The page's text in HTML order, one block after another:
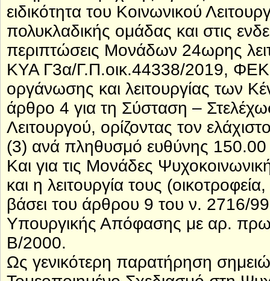
ειδικότητα του Κοινωνικού
πολυκλαδικής ομάδας και στις
περιπτώσεις Μονάδων 24ωρης
ΚΥΑ Γ3α/Γ.Π.οικ.44338/2019, ΦΕΚ
οργάνωσης και λειτουργίας των
άρθρο 4 για τη Σύσταση –
Λειτουργού, ορίζοντας τον
(3) ανά πληθυσμό ευθύνης 150.00
Και για τις Μονάδες
και η λειτουργία τους
βάσει του άρθρου 9 του ν. 2716/99,
Υπουργικής Απόφασης με αρ.
Β/2000.
Ως γενικότερη παρατήρηση